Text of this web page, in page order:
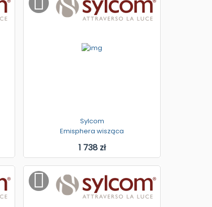
Sylcom
Emisphera wisząca
1 738 zł